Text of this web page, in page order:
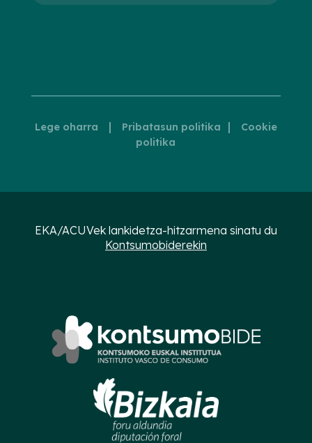
Lege oharra | Pribatasun politika |
Cookie
politika
EKA/ACUVek lankidetza-hitzarmena sinatu du
Kontsumobiderekin